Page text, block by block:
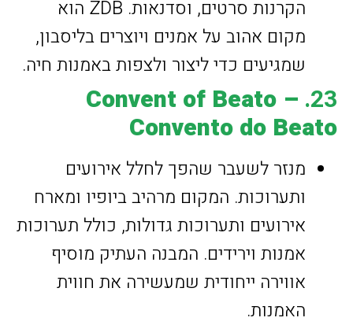
הקרנות סרטים, וסדנאות. ZDB הוא
מקום אהוב על אמנים ויוצרים בליסבון,
שמגיעים כדי ליצור ולצפות באמנות חיה.
23.
Convent of Beato –
Convento do Beato
מנזר לשעבר שהפך לחלל אירועים
ותערוכות. המקום מרהיב ביופיו ומארח
אירועים ותערוכות גדולות, כולל תערוכות
אמנות וירידים. המבנה העתיק מוסיף
אווירה ייחודית שמעשירה את חווית
האמנות.